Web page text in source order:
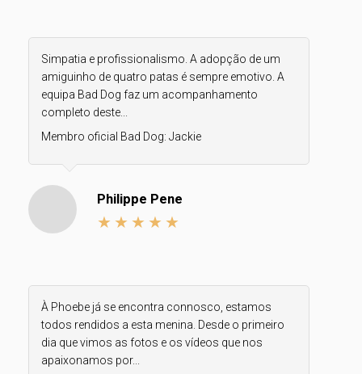
Simpatia e profissionalismo. A adopção de um
amiguinho de quatro patas é sempre emotivo. A
equipa Bad Dog faz um acompanhamento
completo deste...
Membro oficial Bad Dog: Jackie
Philippe Pene
À Phoebe já se encontra connosco, estamos
todos rendidos a esta menina. Desde o primeiro
dia que vimos as fotos e os vídeos que nos
apaixonamos por...